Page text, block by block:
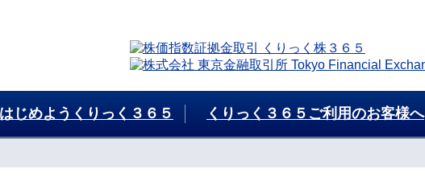
はじめようくりっく３６５ くりっく３６５ご利用のお客様へ